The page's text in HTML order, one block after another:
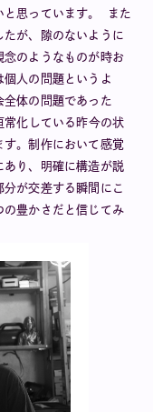
と思っています。 また
が、隙のないように
念のようなものが時お
個人の問題というよ
全体の問題であった
常化している昨今の状
。制作において感覚
あり、明確に構造が説
が交差する瞬間にこ
の豊かさだと信じてみ